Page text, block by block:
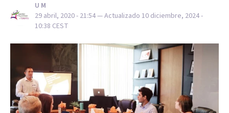
U M
29 abril, 2020 - 21:54— Actualizado 10 diciembre, 2024 -
10:38 CEST